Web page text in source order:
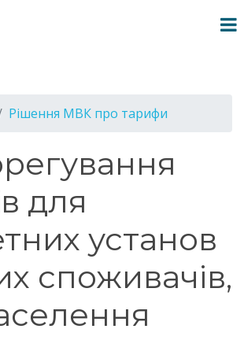
Рішення МВК про тарифи
для
установ
споживачів,